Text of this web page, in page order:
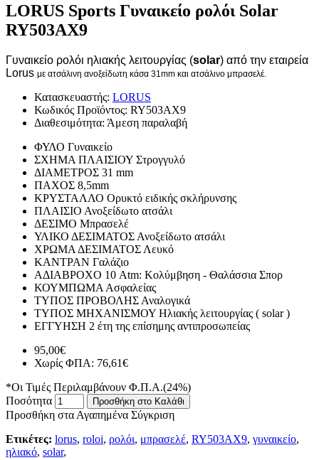
LORUS Sports Γυναικείο ρολόι Solar
RY503AX9
Γυναικείο ρολόι ηλιακής λειτουργίας (solar) από την εταιρεία
Lorus με ατσάλινη ανοξείδωτη κάσα 31mm και ατσάλινο μπρασελέ.
Κατασκευαστής: LORUS
Κωδικός Προϊόντος: RY503AX9
Διαθεσιμότητα: Άμεση παραλαβή
ΦΥΛΟ Γυναικείο
ΣΧΗΜΑ ΠΛΑΙΣΙΟΥ Στρογγυλό
ΔΙΑΜΕΤΡΟΣ 31 mm
ΠΑΧΟΣ 8,5mm
ΚΡΥΣΤΑΛΛΟ Ορυκτό ειδικής σκλήρυνσης
ΠΛΑΙΣΙΟ Ανοξείδωτο ατσάλι
ΔΕΣΙΜΟ Μπρασελέ
ΥΛΙΚΟ ΔΕΣΙΜΑΤΟΣ Ανοξείδωτο ατσάλι
ΧΡΩΜΑ ΔΕΣΙΜΑΤΟΣ Λευκό
ΚΑΝΤΡΑΝ Γαλάζιο
ΑΔΙΑΒΡΟΧΟ 10 Atm: Κολύμβηση - Θαλάσσια Σπορ
ΚΟΥΜΠΩΜΑ Ασφαλείας
ΤΥΠΟΣ ΠΡΟΒΟΛΗΣ Αναλογικά
ΤΥΠΟΣ ΜΗΧΑΝΙΣΜΟΥ Ηλιακής λειτουργίας ( solar )
ΕΓΓΥΗΣΗ 2 έτη της επίσημης αντιπροσωπείας
95,00€
Χωρίς ΦΠΑ: 76,61€
*Οι Τιμές Περιλαμβάνουν Φ.Π.Α.(24%)
Ποσότητα
Προσθήκη στο Καλάθι
Προσθήκη στα Αγαπημένα Σύγκριση
Ετικέτες: lorus, roloi, ρολόι, μπρασελέ, RY503AX9, γυναικείο,
ηλιακό, solar,